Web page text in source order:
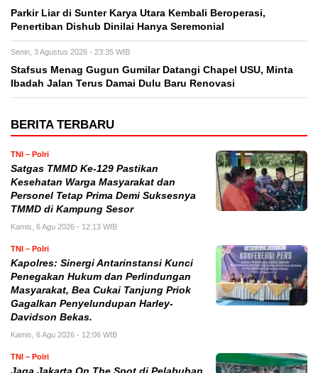
Parkir Liar di Sunter Karya Utara Kembali Beroperasi,
Penertiban Dishub Dinilai Hanya Seremonial
Senin, 3 Agustus 2026 - 23:35 WIB
Stafsus Menag Gugun Gumilar Datangi Chapel USU, Minta
Ibadah Jalan Terus Damai Dulu Baru Renovasi
BERITA TERBARU
TNI – Polri
Satgas TMMD Ke-129 Pastikan
Kesehatan Warga Masyarakat dan
Personel Tetap Prima Demi Suksesnya
TMMD di Kampung Sesor
Kamis, 6 Agu 2026 - 12:13 WIB
TNI – Polri
Kapolres: Sinergi Antarinstansi Kunci
Penegakan Hukum dan Perlindungan
Masyarakat, Bea Cukai Tanjung Priok
Gagalkan Penyelundupan Harley-
Davidson Bekas.
Kamis, 6 Agu 2026 - 12:06 WIB
TNI – Polri